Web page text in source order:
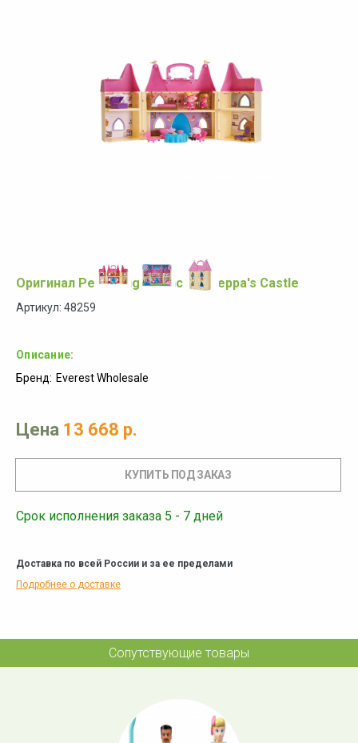
Оригинал Peppa Pig - Princess Peppa's Castle
Артикул: 48259
Описание:
Бренд: Everest Wholesale
Цена 13 668 р.
Срок исполнения заказа 5 - 7 дней
Доставка по всей России и за ее пределами
Подробнее о доставке
Сопутствующие товары